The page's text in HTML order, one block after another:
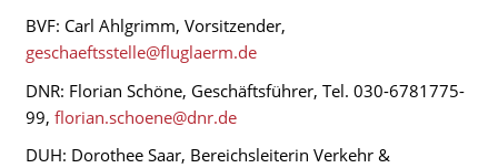
BVF: Carl Ahlgrimm, Vorsitzender,
geschaeftsstelle@fluglaerm.de
DNR: Florian Schöne, Geschäftsführer, Tel. 030-6781775-
99, florian.schoene@dnr.de
DUH: Dorothee Saar, Bereichsleiterin Verkehr &